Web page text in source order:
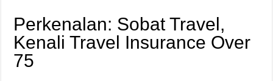
Perkenalan: Sobat Travel,
Kenali Travel Insurance Over
75